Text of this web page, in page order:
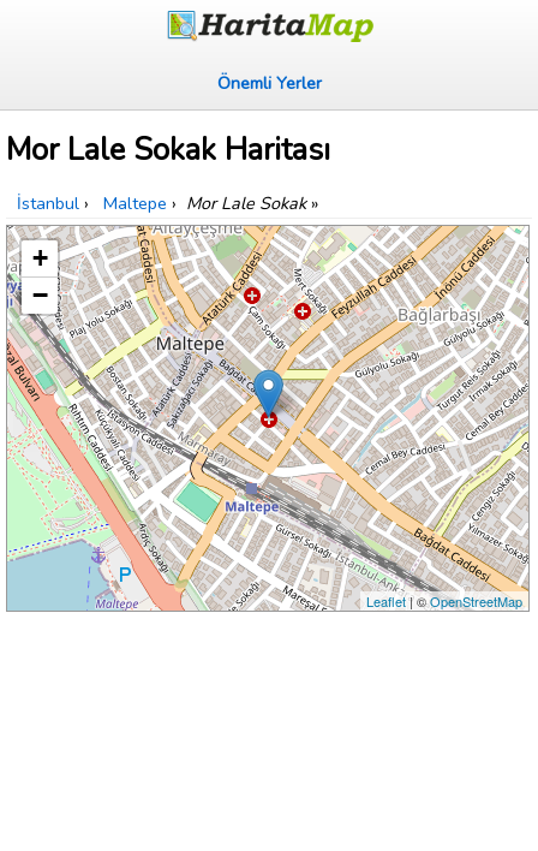
Önemli Yerler
Mor Lale Sokak Haritası
İstanbul › Maltepe › Mor Lale Sokak»
+
−
Leaflet| ©OpenStreetMap